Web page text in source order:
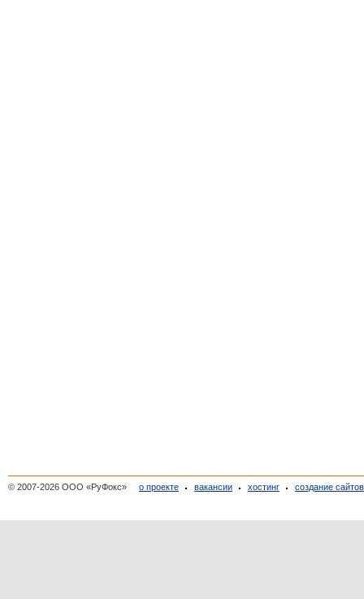
© 2007-2026 ООО «РуФокс» о проекте вакансии хостинг создание сайтов